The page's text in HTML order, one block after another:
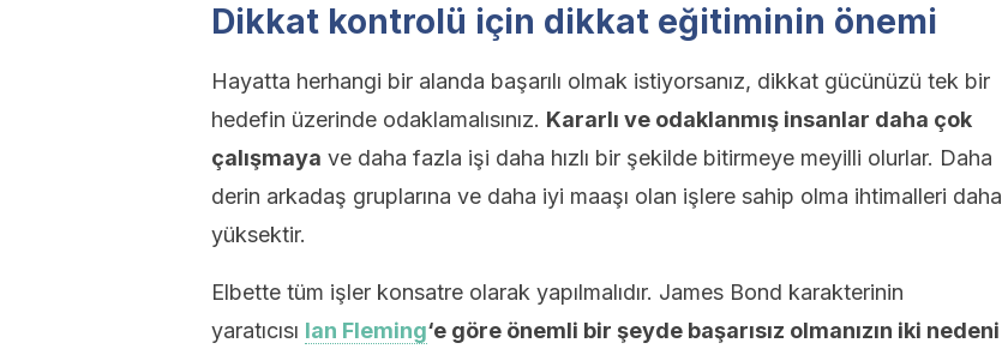
Dikkat kontrolü için dikkat eğitiminin önemi
Hayatta herhangi bir alanda başarılı olmak istiyorsanız, dikkat gücünüzü tek bir
hedefin üzerinde odaklamalısınız. Kararlı ve odaklanmış insanlar daha çok
çalışmaya ve daha fazla işi daha hızlı bir şekilde bitirmeye meyilli olurlar. Daha
derin arkadaş gruplarına ve daha iyi maaşı olan işlere sahip olma ihtimalleri daha
yüksektir.
Elbette tüm işler konsatre olarak yapılmalıdır. James Bond karakterinin
yaratıcısı Ian Fleming‘e göre önemli bir şeyde başarısız olmanızın iki nedeni